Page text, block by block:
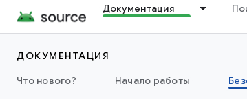
Документация
ДОКУМЕНТАЦИЯ
Что нового?
Начало работы